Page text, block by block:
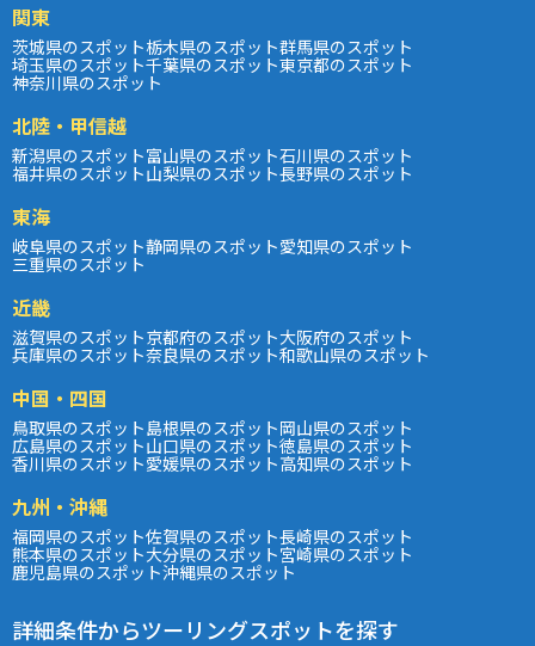
関東
茨城県のスポット栃木県のスポット群馬県のスポット
埼玉県のスポット千葉県のスポット東京都のスポット
神奈川県のスポット
北陸・甲信越
新潟県のスポット富山県のスポット石川県のスポット
福井県のスポット山梨県のスポット長野県のスポット
東海
岐阜県のスポット静岡県のスポット愛知県のスポット
三重県のスポット
近畿
滋賀県のスポット京都府のスポット大阪府のスポット
兵庫県のスポット奈良県のスポット和歌山県のスポット
中国・四国
鳥取県のスポット島根県のスポット岡山県のスポット
広島県のスポット山口県のスポット徳島県のスポット
香川県のスポット愛媛県のスポット高知県のスポット
九州・沖縄
福岡県のスポット佐賀県のスポット長崎県のスポット
熊本県のスポット大分県のスポット宮崎県のスポット
鹿児島県のスポット沖縄県のスポット
詳細条件からツーリングスポットを探す